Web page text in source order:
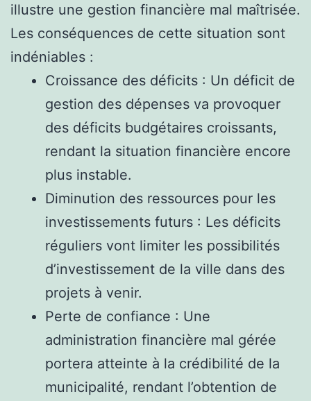
illustre une gestion financière mal maîtrisée.
Les conséquences de cette situation sont
indéniables :
Croissance des déficits : Un déficit de
gestion des dépenses va provoquer
des déficits budgétaires croissants,
rendant la situation financière encore
plus instable.
Diminution des ressources pour les
investissements futurs : Les déficits
réguliers vont limiter les possibilités
d’investissement de la ville dans des
projets à venir.
Perte de confiance : Une
administration financière mal gérée
portera atteinte à la crédibilité de la
municipalité, rendant l’obtention de